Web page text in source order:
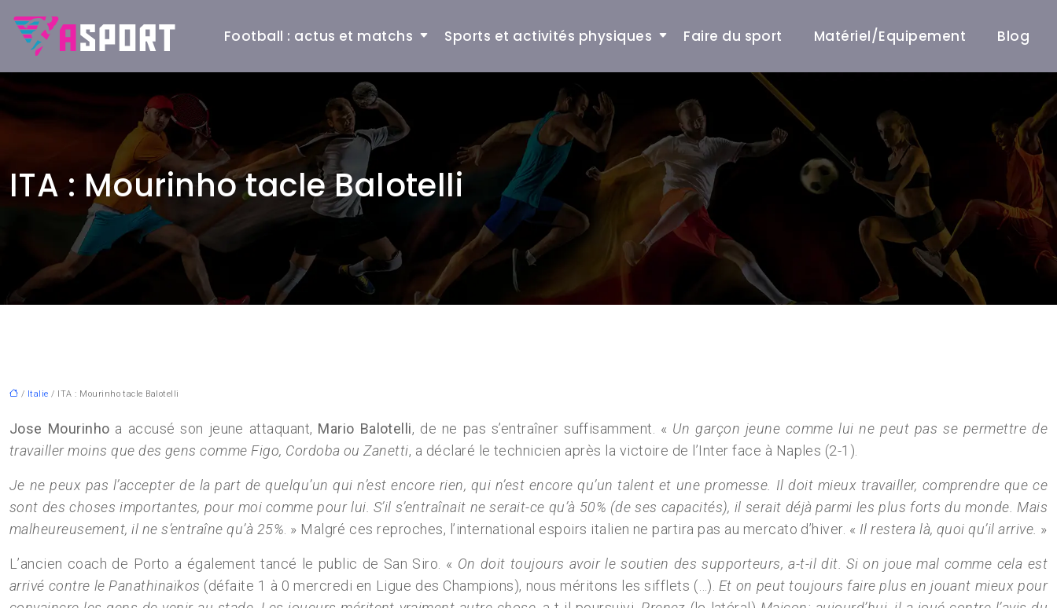
Football : actus et matchs Sports et activités physiques Faire du sport Matériel/Equipement Blog
ITA : Mourinho tacle Balotelli
/ Italie / ITA : Mourinho tacle Balotelli
Jose Mourinho a accusé son jeune attaquant, Mario Balotelli, de ne pas s’entraîner suffisamment. « Un garçon jeune comme lui ne peut pas se permettre de
travailler moins que des gens comme Figo, Cordoba ou Zanetti, a déclaré le technicien après la victoire de l’Inter face à Naples (2-1).
Je ne peux pas l’accepter de la part de quelqu’un qui n’est encore rien, qui n’est encore qu’un talent et une promesse. Il doit mieux travailler, comprendre que ce
sont des choses importantes, pour moi comme pour lui. S’il s’entraînait ne serait-ce qu’à 50% (de ses capacités), il serait déjà parmi les plus forts du monde. Mais
malheureusement, il ne s’entraîne qu’à 25% . » Malgré ces reproches, l’international espoirs italien ne partira pas au mercato d’hiver. « Il restera là, quoi qu’il arrive. »
L’ancien coach de Porto a également tancé le public de San Siro. « On doit toujours avoir le soutien des supporteurs, a-t-il dit. Si on joue mal comme cela est
arrivé contre le Panathinaïkos (défaite 1 à 0 mercredi en Ligue des Champions), nous méritons les sifflets (…). Et on peut toujours faire plus en jouant mieux pour